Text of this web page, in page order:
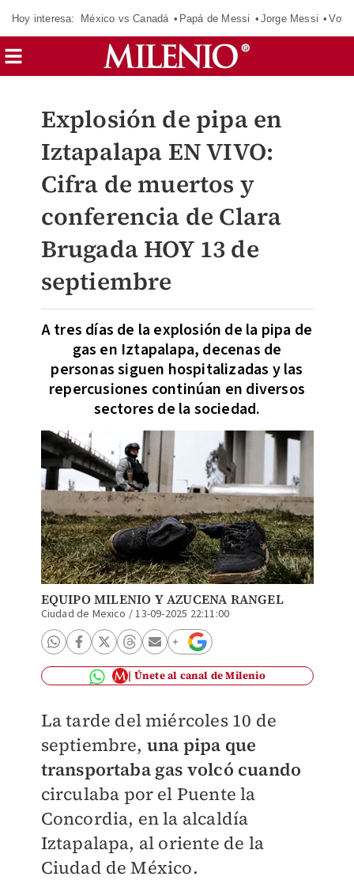
Hoy interesa: México vs Canadá Papá de Messi Jorge Messi
Explosión de pipa en
Iztapalapa EN VIVO:
Cifra de muertos y
conferencia de Clara
Brugada HOY 13 de
septiembre
A tres días de la explosión de la pipa de
gas en Iztapalapa, decenas de
personas siguen hospitalizadas y las
repercusiones continúan en diversos
sectores de la sociedad.
EQUIPO MILENIO YAZUCENA RANGEL
Ciudad de Mexico /13-09-2025 22:11:00
Únete al canal de Milenio
La tarde del miércoles 10 de
septiembre, una pipa que
transportaba gas volcó cuando
circulaba por el Puente la
Concordia, en la alcaldía
Iztapalapa, al oriente de la
Ciudad de México.